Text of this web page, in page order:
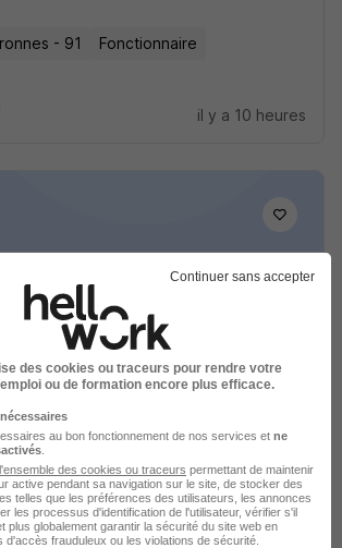
- 91 Fonctionnaire
il y a 10 heures
des Voies
- Mairie de Fleury-
- 91
il y a 1 jour
Continuer sans accepter
des cookies ou traceurs pour rendre votre
ou de formation encore plus efficace.
au bon fonctionnement de nos services et ne
des cookies ou traceurs permettant de maintenir
active pendant sa navigation sur le site, de stocker des
telles que les préférences des utilisateurs, les annonces
les processus d'identification de l'utilisateur, vérifier s'il
plus globalement garantir la sécurité du site web en
d'accès frauduleux ou les violations de sécurité.